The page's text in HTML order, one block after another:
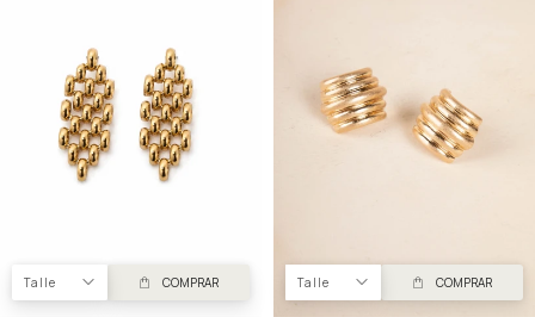
Talle COMPRAR Talle COMPRAR